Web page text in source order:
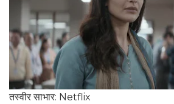
तस्वीर साभार: Netflix